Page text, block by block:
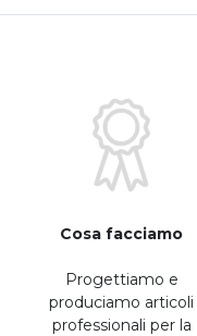
Cosa facciamo
Progettiamo e
produciamo articoli
professionali per la